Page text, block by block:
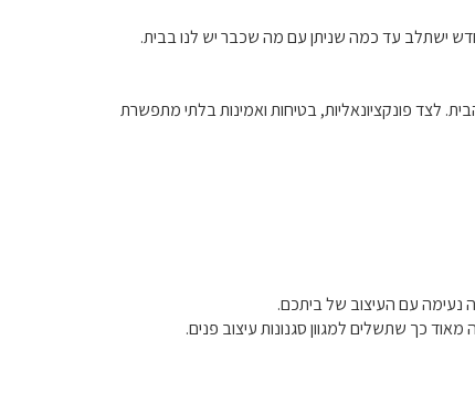
ישתלב עד כמה שניתן עם מה שכבר יש לנו בבית.
לצד פונקציונאליות, בטיחות ואמינות בלתי מתפשרת
נעימה עם העיצוב של ביתכם.
כך שתשלים למגוון סגנונות עיצוב פנים.